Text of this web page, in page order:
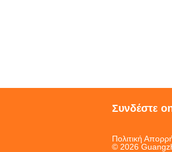
Συνδέστε
Πολιτική
© 2026